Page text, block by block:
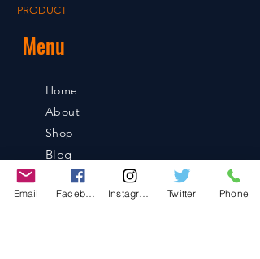
PRODUCT
Menu
Home
About
Shop
Blog
Contact
Email Twitter Phone